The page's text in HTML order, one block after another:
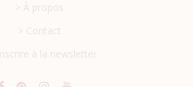
> À propos
> Contact
à la newsletter